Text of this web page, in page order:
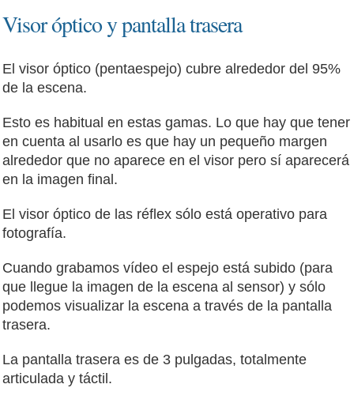
Visor óptico y pantalla trasera
El visor óptico (pentaespejo) cubre alrededor del 95%
de la escena.
Esto es habitual en estas gamas. Lo que hay que tener
en cuenta al usarlo es que hay un pequeño margen
alrededor que no aparece en el visor pero sí aparecerá
en la imagen final.
El visor óptico de las réflex sólo está operativo para
fotografía.
Cuando grabamos vídeo el espejo está subido (para
que llegue la imagen de la escena al sensor) y sólo
podemos visualizar la escena a través de la pantalla
trasera.
La pantalla trasera es de 3 pulgadas, totalmente
articulada y táctil.